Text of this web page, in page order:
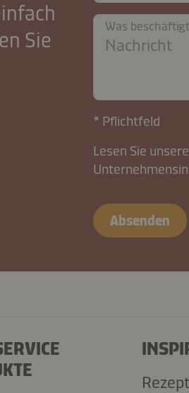
Sie
Was
* Pflichtfeld
Lesen Sie unsere
contactAT-
B2B-Absenden